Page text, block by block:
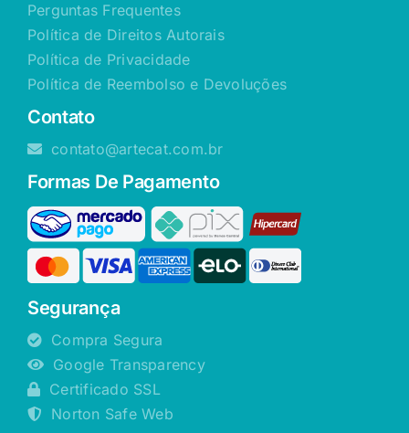
Perguntas Frequentes
Política de Direitos Autorais
Política de Privacidade
Política de Reembolso e Devoluções
Contato
contato@artecat.com.br
Formas De Pagamento
Segurança
Compra Segura
Google Transparency
Certificado SSL
Norton Safe Web